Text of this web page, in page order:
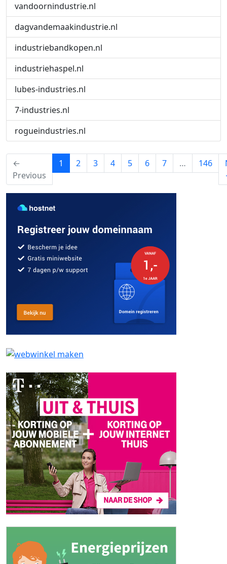
vandoornindustrie.nl
dagvandemaakindustrie.nl
industriebandkopen.nl
industriehaspel.nl
lubes-industries.nl
7-industries.nl
rogueindustries.nl
←
Previous
1 (current)
2 3 4 5 6 7 … 146